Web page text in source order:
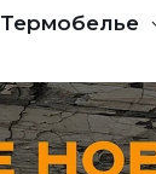
Термобелье